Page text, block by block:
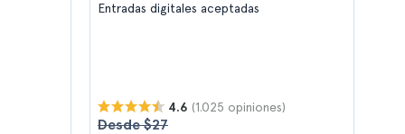
Entradas digitales aceptadas
4.6 (1.025 opiniones)
Desde $27